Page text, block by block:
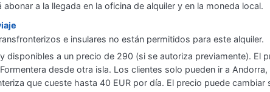
abonar a la llegada en la oficina de alquiler y en la moneda local.
e insulares no están permitidos para este alquiler.
disponibles a un precio de 290 (si se autoriza previamente). El
desde otra isla. Los clientes solo pueden ir a
que cueste hasta 40 EUR por día. El precio puede cambiar